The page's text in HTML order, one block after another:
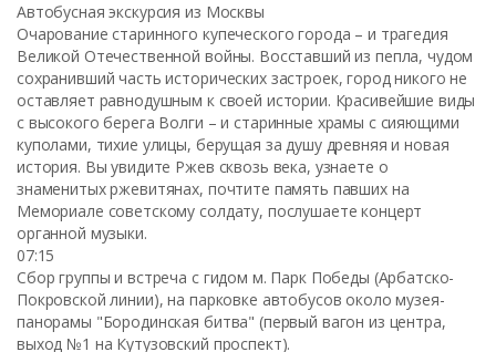
Автобусная экскурсия из Москвы
Очарование старинного купеческого города – и трагедия
Великой Отечественной войны. Восставший из пепла, чудом
сохранивший часть исторических застроек, город никого не
оставляет равнодушным к своей истории. Красивейшие виды
с высокого берега Волги – и старинные храмы с сияющими
куполами, тихие улицы, берущая за душу древняя и новая
история. Вы увидите Ржев сквозь века, узнаете о
знаменитых ржевитянах, почтите память павших на
Мемориале советскому солдату, послушаете концерт
органной музыки.
07:15
Сбор группы и встреча с гидом м. Парк Победы (Арбатско-
Покровской линии), на парковке автобусов около музея-
панорамы "Бородинская битва" (первый вагон из центра,
выход №1 на Кутузовский проспект).